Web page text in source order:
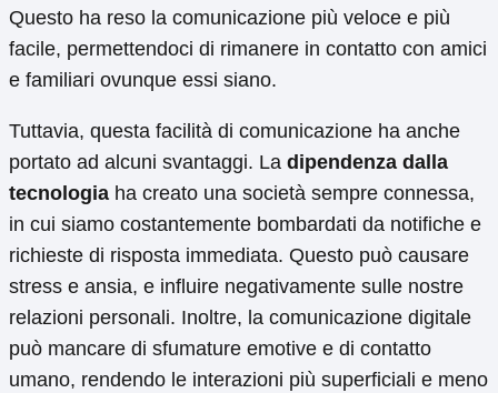
Questo ha reso la comunicazione più veloce e più
facile, permettendoci di rimanere in contatto con amici
e familiari ovunque essi siano.
Tuttavia, questa facilità di comunicazione ha anche
portato ad alcuni svantaggi. La dipendenza dalla
tecnologia ha creato una società sempre connessa,
in cui siamo costantemente bombardati da notifiche e
richieste di risposta immediata. Questo può causare
stress e ansia, e influire negativamente sulle nostre
relazioni personali. Inoltre, la comunicazione digitale
può mancare di sfumature emotive e di contatto
umano, rendendo le interazioni più superficiali e meno